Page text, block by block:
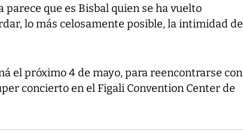
que es Bisbal quien se ha vuelto
lo más celosamente posible, la intimidad de
el próximo 4 de mayo, para reencontrarse con
concierto en el Figali Convention Center de